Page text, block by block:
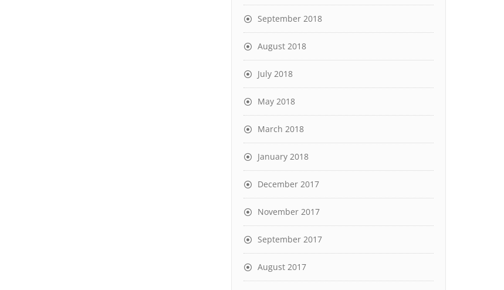
September 2018
August 2018
July 2018
May 2018
March 2018
January 2018
December 2017
November 2017
September 2017
August 2017